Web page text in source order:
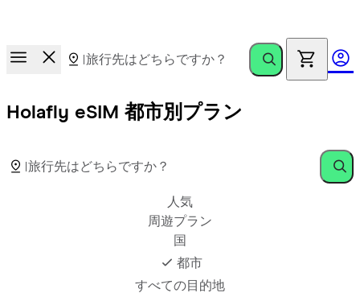
Holafly eSIM 都市別プラン
人気
周遊プラン
国
都市
すべての目的地